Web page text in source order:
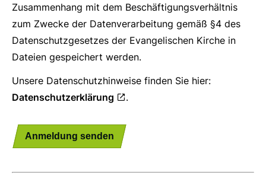
Zusammenhang mit dem Beschäftigungsverhältnis
zum Zwecke der Datenverarbeitung gemäß §4 des
Datenschutzgesetzes der Evangelischen Kirche in
Dateien gespeichert werden.
Unsere Datenschutzhinweise finden Sie hier:
Datenschutzerklärung
.
Anmeldung senden